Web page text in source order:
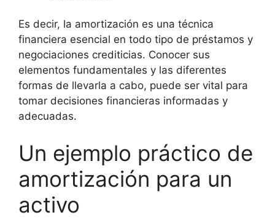
Es decir, la amortización es una técnica
financiera esencial en todo tipo de préstamos y
negociaciones crediticias. Conocer sus
elementos fundamentales y las diferentes
formas de llevarla a cabo, puede ser vital para
tomar decisiones financieras informadas y
adecuadas.
Un ejemplo práctico de
amortización para un
activo